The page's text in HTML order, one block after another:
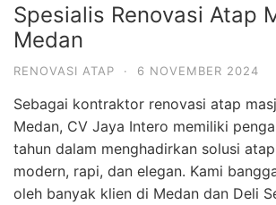
Spesialis Renovasi Atap
Medan
RENOVASI ATAP · 6 NOVEMBER 2024
Sebagai kontraktor renovasi atap
Medan, CV Jaya Intero memiliki
tahun dalam menghadirkan solusi
modern, rapi, dan elegan. Kami
oleh banyak klien di Medan dan Deli